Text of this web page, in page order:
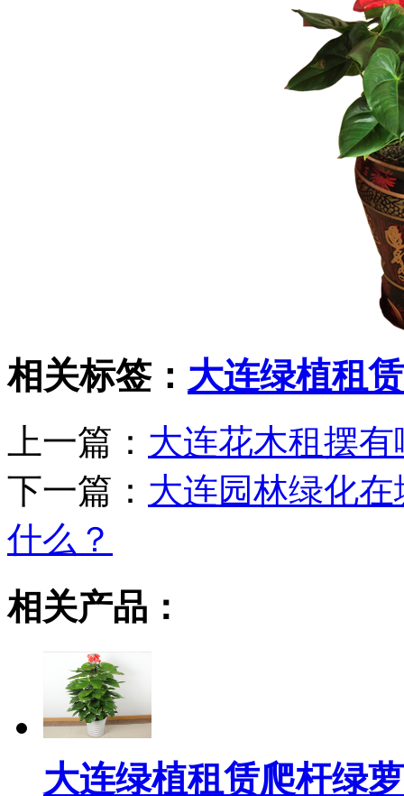
相关标签： 大连绿植租赁
上一篇： 大连花木租摆
下一篇： 大连园林绿化
什么？
相关产品：
大连绿植租赁爬杆绿萝